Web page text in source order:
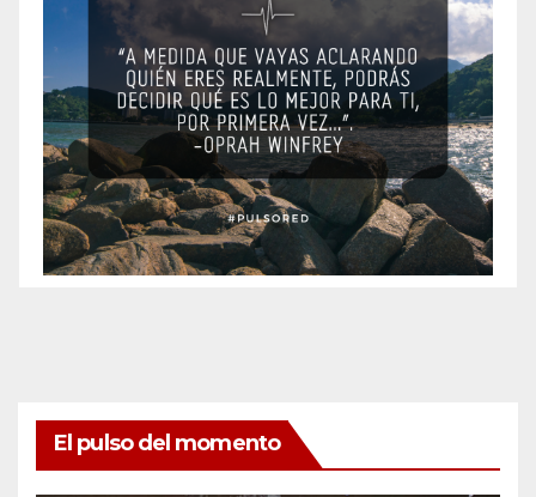
El pulso del momento